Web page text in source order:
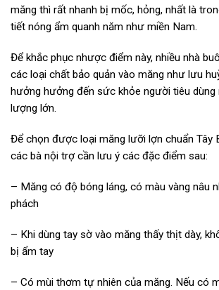
măng thì rất nhanh bị mốc, hỏng, nhất là
tiết nóng ẩm quanh năm như miền Nam.
Để khắc phục nhược điểm này, nhiều nhà
các loại chất bảo quản vào măng như lưu
hưởng hưởng đến sức khỏe người tiêu dùng
lượng lớn.
Để chọn được loại măng lưỡi lợn chuẩn Tây
các bà nội trợ cần lưu ý các đặc điểm sau:
– Măng có độ bóng láng, có màu vàng nâu
phách
– Khi dùng tay sờ vào măng thấy thịt dày,
bị ẩm tay
– Có mùi thơm tự nhiên của măng. Nếu có